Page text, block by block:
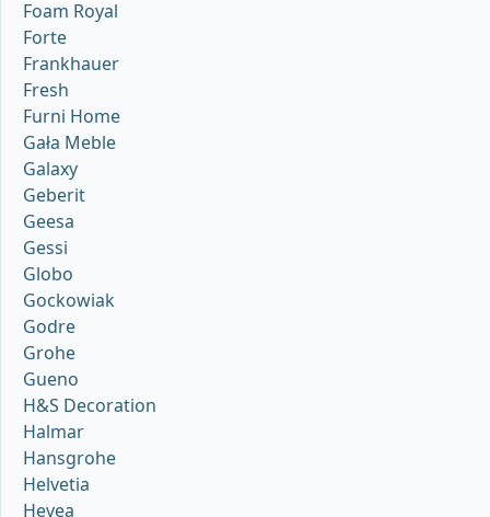
Foam Royal
Forte
Frankhauer
Fresh
Furni Home
Gała Meble
Galaxy
Geberit
Geesa
Gessi
Globo
Gockowiak
Godre
Grohe
Gueno
H&S Decoration
Halmar
Hansgrohe
Helvetia
Hevea